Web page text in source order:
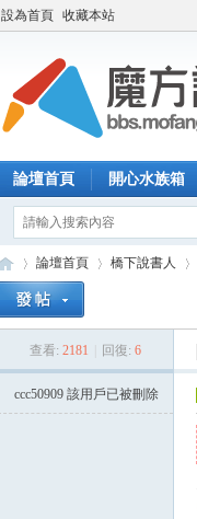
設為首頁 收藏本站
論壇首頁 開心水族箱
論壇首頁 橋下說書人
查看: 2181 回復: 6
ccc50909 該用戶已被刪除